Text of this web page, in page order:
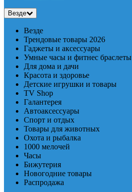
Везде
Везде
Трендовые товары 2026
Гаджеты и аксессуары
Умные часы и фитнес браслеты
Для дома и дачи
Красота и здоровье
Детские игрушки и товары
TV Shop
Галантерея
Автоаксессуары
Спорт и отдых
Товары для животных
Охота и рыбалка
1000 мелочей
Часы
Бижутерия
Новогодние товары
Распродажа